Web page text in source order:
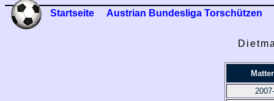
Startseite Austrian Bundesliga Torschützen